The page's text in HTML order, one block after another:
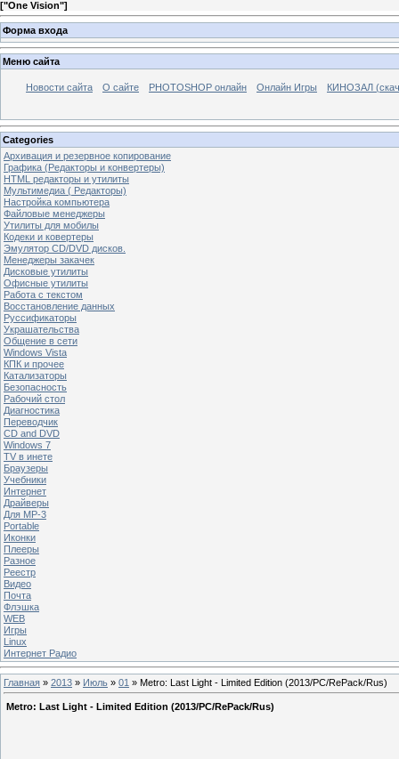
["One Vision"]
Форма входа
Меню сайта
Новости сайта О сайте PHOTOSHOP онлайн Онлайн Игры КИНОЗАЛ
Categories
Архивация и резервное копирование
Графика (Редакторы и конвертеры)
HTML редакторы и утилиты
Мультимедиа ( Редакторы)
Настройка компьютера
Файловые менеджеры
Утилиты для мобилы
Кодеки и ковертеры
Эмулятор CD/DVD дисков.
Менеджеры закачек
Дисковые утилиты
Офисные утилиты
Работа с текстом
Восстановление данных
Руссификаторы
Украшательства
Общение в сети
Windows Vista
КПК и прочее
Катализаторы
Безопасность
Рабочий стол
Диагностика
Переводчик
CD and DVD
Windows 7
TV в инете
Браузеры
Учебники
Интернет
Драйверы
Для MP-3
Portable
Иконки
Плееры
Разное
Реестр
Видео
Почта
Флэшка
WEB
Игры
Linux
Интернет Радио
Главная » 2013 » Июль » 01 » Metro: Last Light - Limited Edition (2013/PC/RePack/Rus)
Metro: Last Light - Limited Edition (2013/PC/RePack/Rus)